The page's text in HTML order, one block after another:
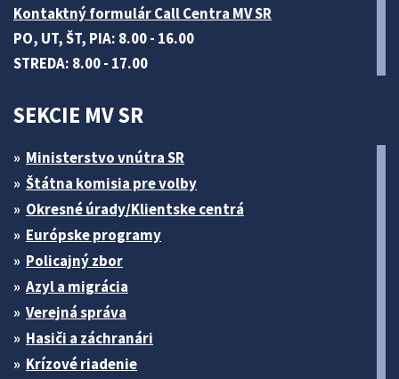
Kontaktný formulár Call Centra MV SR
PO, UT, ŠT, PIA: 8.00 - 16.00
STREDA: 8.00 - 17.00
SEKCIE MV SR
Ministerstvo vnútra SR
Štátna komisia pre volby
Okresné úrady/Klientske centrá
Európske programy
Policajný zbor
Azyl a migrácia
Verejná správa
Hasiči a záchranári
Krízové riadenie